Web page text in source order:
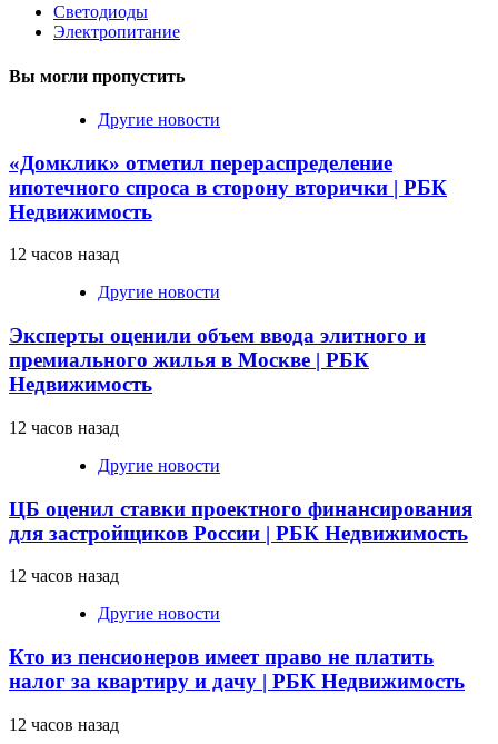
Светодиоды
Электропитание
Вы могли пропустить
Другие новости
«Домклик» отметил перераспределение
ипотечного спроса в сторону вторички | РБК
Недвижимость
12 часов назад
Другие новости
Эксперты оценили объем ввода элитного и
премиального жилья в Москве | РБК
Недвижимость
12 часов назад
Другие новости
ЦБ оценил ставки проектного финансирования
для застройщиков России | РБК Недвижимость
12 часов назад
Другие новости
Кто из пенсионеров имеет право не платить
налог за квартиру и дачу | РБК Недвижимость
12 часов назад